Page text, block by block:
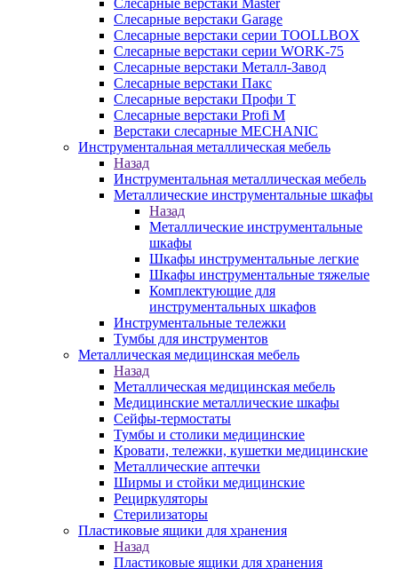
Слесарные верстаки Master
Слесарные верстаки Garage
Слесарные верстаки серии TOOLLBOX
Слесарные верстаки серии WORK-75
Слесарные верстаки Металл-Завод
Слесарные верстаки Пакс
Слесарные верстаки Профи Т
Слесарные верстаки Profi M
Верстаки слесарные MECHANIC
Инструментальная металлическая мебель
Назад
Инструментальная металлическая мебель
Металлические инструментальные шкафы
Назад
Металлические инструментальные
шкафы
Шкафы инструментальные легкие
Шкафы инструментальные тяжелые
Комплектующие для
инструментальных шкафов
Инструментальные тележки
Тумбы для инструментов
Металлическая медицинская мебель
Назад
Металлическая медицинская мебель
Медицинские металлические шкафы
Сейфы-термостаты
Тумбы и столики медицинские
Кровати, тележки, кушетки медицинские
Металлические аптечки
Ширмы и стойки медицинские
Рециркуляторы
Стерилизаторы
Пластиковые ящики для хранения
Назад
Пластиковые ящики для хранения